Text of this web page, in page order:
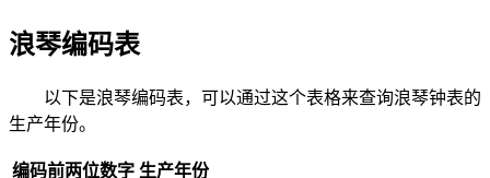
浪琴编码表
以下是浪琴编码表，可以通过这个表格来查询浪琴钟表的
生产年份。
编码前两位数字 生产年份